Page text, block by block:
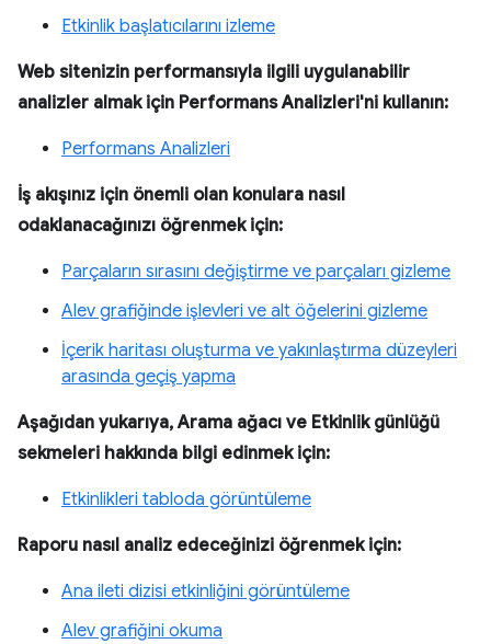
Etkinlik başlatıcılarını izleme
Web sitenizin performansıyla ilgili uygulanabilir
analizler almak için Performans Analizleri'ni kullanın:
Performans Analizleri
İş akışınız için önemli olan konulara nasıl
odaklanacağınızı öğrenmek için:
Parçaların sırasını değiştirme ve parçaları gizleme
Alev grafiğinde işlevleri ve alt öğelerini gizleme
İçerik haritası oluşturma ve yakınlaştırma düzeyleri
arasında geçiş yapma
Aşağıdan yukarıya, Arama ağacı ve Etkinlik günlüğü
sekmeleri hakkında bilgi edinmek için:
Etkinlikleri tabloda görüntüleme
Raporu nasıl analiz edeceğinizi öğrenmek için:
Ana ileti dizisi etkinliğini görüntüleme
Alev grafiğini okuma